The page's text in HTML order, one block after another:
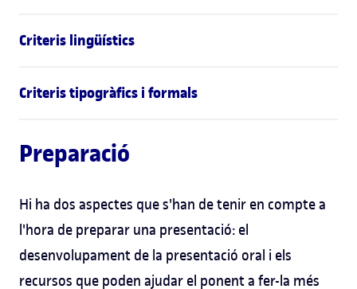
Criteris lingüístics
Criteris tipogràfics i formals
Preparació
Hi ha dos aspectes que s'han de tenir en compte a
l'hora de preparar una presentació: el
desenvolupament de la presentació oral i els
recursos que poden ajudar el ponent a fer-la més